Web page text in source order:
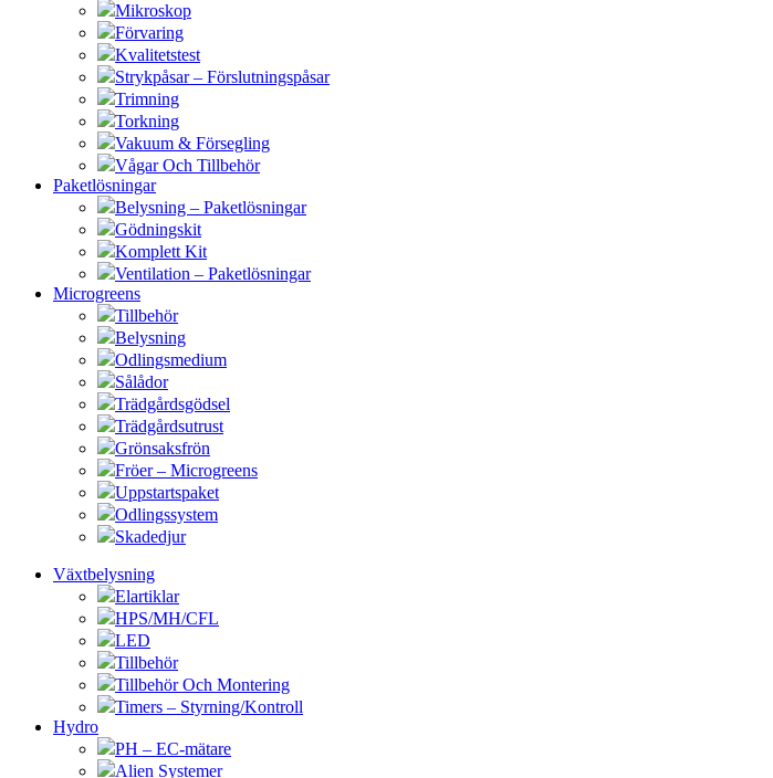
Mikroskop
Förvaring
Kvalitetstest
Strykpåsar – Förslutningspåsar
Trimning
Torkning
Vakuum & Försegling
Vågar Och Tillbehör
Paketlösningar
Belysning – Paketlösningar
Gödningskit
Komplett Kit
Ventilation – Paketlösningar
Microgreens
Tillbehör
Belysning
Odlingsmedium
Sålådor
Trädgårdsgödsel
Trädgårdsutrust
Grönsaksfrön
Fröer – Microgreens
Uppstartspaket
Odlingssystem
Skadedjur
Växtbelysning
Elartiklar
HPS/MH/CFL
LED
Tillbehör
Tillbehör Och Montering
Timers – Styrning/Kontroll
Hydro
PH – EC-mätare
Alien Systemer